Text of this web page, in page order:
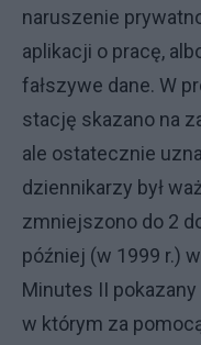
naruszenie
aplikacji o pracę,
fałszywe dane. W
stację skazano na
ale ostatecznie
dziennikarzy był
zmniejszono do 2
później (w 1999 r.)
Minutes II pokazany
w którym za